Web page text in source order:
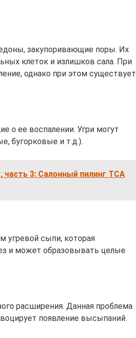
закупоривающие поры. Их
клеток и излишков сала. При
однако при этом существует
о ее воспалении. Угри могут
бугорковые и т.д.).
3: Салонный пилинг ТСА
угревой сыпи, которая
и может образовывать целые
расширения. Данная проблема
появление высыпаний.